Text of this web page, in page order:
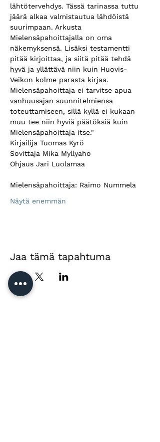
lähtötervehdys. Tässä tarinassa tuttu
jäärä alkaa valmistautua lähdöistä
suurimpaan. Arkusta
Mielensäpahoittajalla on oma
näkemyksensä. Lisäksi testamentti
pitää kirjoittaa, ja siitä pitää tehdä
hyvä ja yllättävä niin kuin Huovis-
Veikon kolme parasta kirjaa.
Mielensäpahoittaja ei tarvitse apua
vanhuusajan suunnitelmiensa
toteuttamiseen, sillä kyllä ei kukaan
muu tee niin hyviä päätöksiä kuin
Mielensäpahoittaja itse."
Kirjailija Tuomas Kyrö
Sovittaja Mika Myllyaho
Ohjaus Jari Luolamaa
Mielensäpahoittaja: Raimo Nummela
Näytä enemmän
Jaa tämä tapahtuma